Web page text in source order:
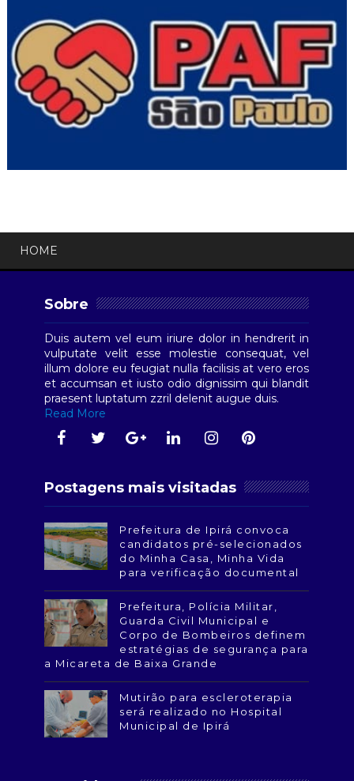
HOME
Sobre
Duis autem vel eum iriure dolor in hendrerit in
vulputate velit esse molestie consequat, vel
illum dolore eu feugiat nulla facilisis at vero eros
et accumsan et iusto odio dignissim qui blandit
praesent luptatum zzril delenit augue duis.
Read More
Postagens mais visitadas
Prefeitura de Ipirá convoca
candidatos pré-selecionados
do Minha Casa, Minha Vida
para verificação documental
Prefeitura, Polícia Militar,
Guarda Civil Municipal e
Corpo de Bombeiros definem
estratégias de segurança para
a Micareta de Baixa Grande
Mutirão para escleroterapia
será realizado no Hospital
Municipal de Ipirá